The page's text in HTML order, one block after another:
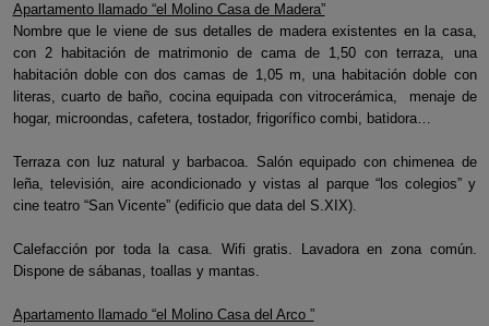
Apartamento llamado “el Molino Casa de Madera”
Nombre que le viene de sus detalles de madera existentes en la casa,
con 2 habitación de matrimonio de cama de 1,50 con terraza, una
habitación doble con dos camas de 1,05 m, una habitación doble con
literas, cuarto de baño, cocina equipada con vitrocerámica, menaje de
hogar, microondas, cafetera, tostador, frigorífico combi, batidora…
Terraza con luz natural y barbacoa. Salón equipado con chimenea de
leña, televisión, aire acondicionado y vistas al parque “los colegios” y
cine teatro “San Vicente” (edificio que data del S.XIX).
Calefacción por toda la casa. Wifi gratis. Lavadora en zona común.
Dispone de sábanas, toallas y mantas.
Apartamento llamado “el Molino Casa del Arco ”